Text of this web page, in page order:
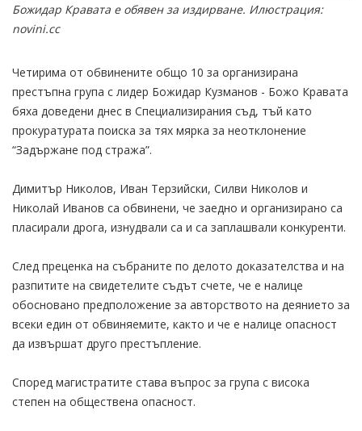
Божидар Кравата е обявен за издирване. Илюстрация:
novini.cc
Четирима от обвинените общо 10 за организирана
престъпна група с лидер Божидар Кузманов - Божо Кравата
бяха доведени днес в Специализирания съд, тъй като
прокуратурата поиска за тях мярка за неотклонение
“Задържане под стража”.
Димитър Николов, Иван Терзийски, Силви Николов и
Николай Иванов са обвинени, че заедно и организирано са
пласирали дрога, изнудвали са и са заплашвали конкуренти.
След преценка на събраните по делото доказателства и на
разпитите на свидетелите съдът счете, че е налице
обосновано предположение за авторството на деянието за
всеки един от обвиняемите, както и че е налице опасност
да извършат друго престъпление.
Според магистратите става въпрос за група с висока
степен на обществена опасност.